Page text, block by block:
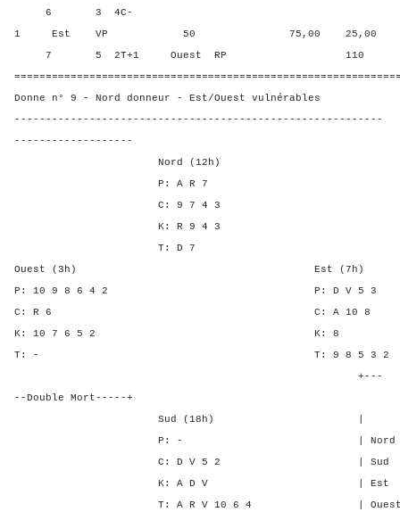
6 3 4C-
1 Est VP 50 75,00 25,00
7 5 2T+1 Ouest RP 110
Donne n° 9 - Nord donneur - Est/Ouest vulnérables
-----------------------------------------------------------
-------------------
Nord (12h)
P: A R 7
C: 9 7 4 3
K: R 9 4 3
T: D 7
Ouest (3h) Est (7h)
P: 10 9 8 6 4 2 P: D V
C: R 6 C: A
K: 10 7 6 5 2
T: - T: 9 8 5
+---
--Double Mort-----+
Sud (18h) | SA P
P: - | Nord 5 - 4
C: D V 5 2 | Sud 5 -
K: A D V | Est - 3
T: A R V 10 6 4 | Ouest -